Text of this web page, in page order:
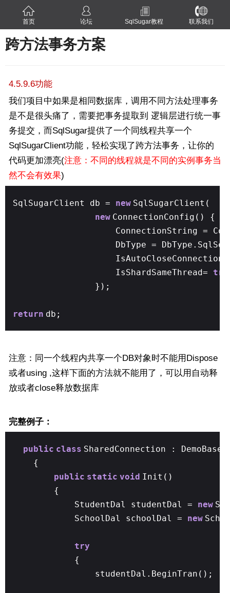
首页 论坛 SqlSugar教程 联系我们
跨方法事务方案
4.5.9.6功能
我们项目中如果是相同数据库，调用不同方法处理事务
是不是很头痛了，需要把事务提取到 逻辑层进行统一事
务提交，而SqlSugar提供了一个同线程共享一个
SqlSugarClient功能，轻松实现了跨方法事务，让你的
代码更加漂亮(注意：不同的线程就是不同的实例事务当
然不会有效果)
SqlSugarClient db = new SqlSugarClient(
new ConnectionConfig() {
ConnectionString =
DbType =
IsShardSameThread=
});
return db;
注意：同一个线程内共享一个DB对象时不能用Dispose
或者using ,这样下面的方法就不能用了，可以用自动释
放或者close释放数据库
完整例子：
public class SharedConnection : DemoBase
{
public static void Init()
{
StudentDal studentDal = new
SchoolDal schoolDal = new
try
{
studentDal.BeginTran();